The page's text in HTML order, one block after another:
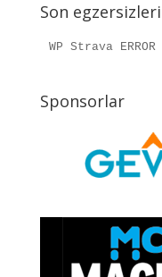
Son
WP Strava
Sponsorlar